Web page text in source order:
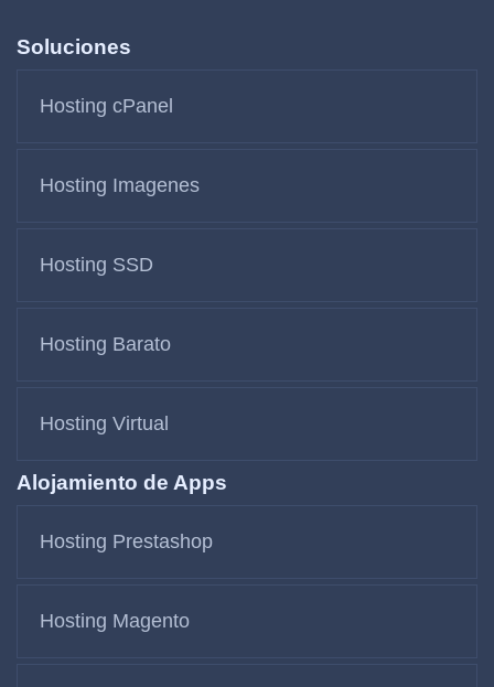
Soluciones
Hosting cPanel
Hosting Imagenes
Hosting SSD
Hosting Barato
Hosting Virtual
Alojamiento de Apps
Hosting Prestashop
Hosting Magento